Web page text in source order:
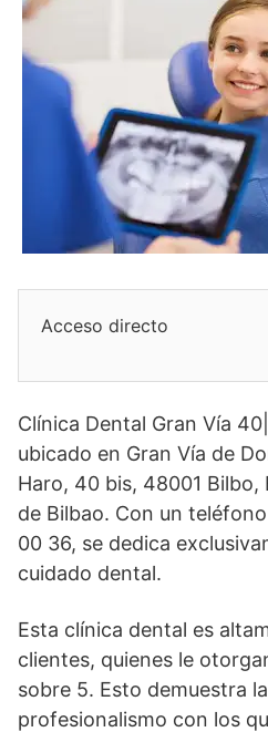
Acceso directo
Clínica Dental Gran Vía
ubicado en Gran Vía de
Haro, 40 bis, 48001 Bilbo,
de Bilbao. Con un
00 36, se dedica
cuidado dental.
Esta clínica dental es
clientes, quienes le
sobre 5. Esto demuestra
profesionalismo con los